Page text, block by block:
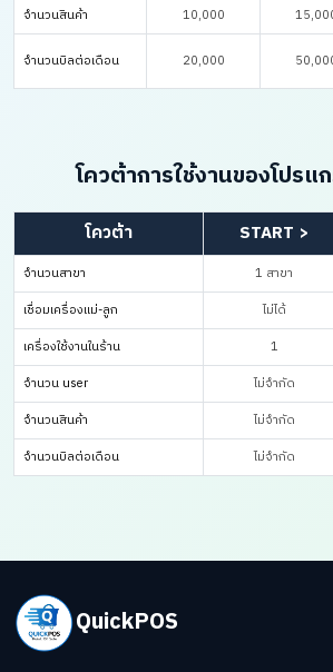
จำนวนสินค้า
10,000
จำนวนบิลต่อเดือน 20,000
โควต้าการใช้งานของโปรแ
โควต้า START >
จำนวนสาขา 1 สาขา
เชื่อมเครื่องแม่-ลูก
ไม่ได้
เครื่องใช้งานในร้าน
1
จำนวน user
ไม่จำกัด
จำนวนสินค้า
ไม่จำกัด
จำนวนบิลต่อเดือน
ไม่จำกัด
QuickPOS